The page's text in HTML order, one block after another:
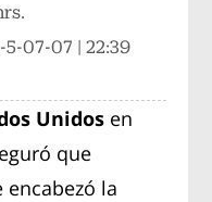
5-07-07 | 22:39
Unidos en
que
la